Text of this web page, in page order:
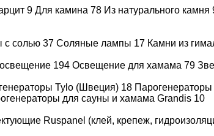
9 Для камина 78 Из натурального камня
с солью 37 Соляные лампы 17 Камни из
194 Освещение для хамама 79
Tylo (Швеция) 18
для сауны и хамама Grandis 10
Ruspanel (клей, крепеж,